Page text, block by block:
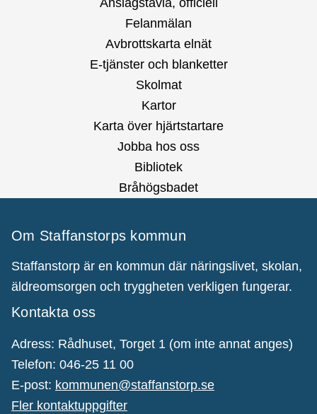
Felanmälan
Avbrottskarta elnät
E-tjänster och blanketter
Skolmat
Kartor
Karta över hjärtstartare
Jobba hos oss
Bibliotek
Bråhögsbadet
Om Staffanstorps kommun
Staffanstorp är en kommun där näringslivet, skolan,
äldreomsorgen och tryggheten verkligen fungerar.
Kontakta oss
Adress: Rådhuset, Torget 1 (om inte annat anges)
Telefon: 046-25 11 00
E-post: kommunen@staffanstorp.se
Fler kontaktuppgifter